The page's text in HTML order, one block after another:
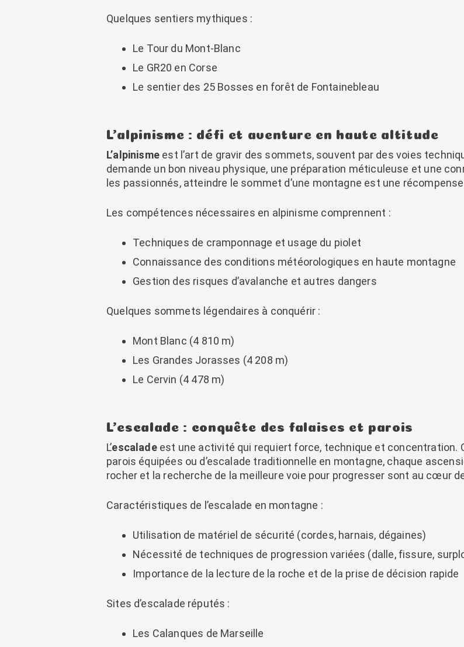
Quelques sentiers mythiques :
Le Tour du Mont-Blanc
Le GR20 en Corse
Le sentier des 25 Bosses en forêt de Fontainebleau
L’alpinisme : défi et aventure en haute altitude
L’alpinismeest l’art de gravir des sommets, souvent par des voies
demande un bon niveau physique, une préparation méticuleuse et une
les passionnés, atteindre le sommet d’une montagne est une
Les compétences nécessaires en alpinisme comprennent :
Techniques de cramponnage et usage du piolet
Connaissance des conditions météorologiques en haute montagne
Gestion des risques d’avalanche et autres dangers
Quelques sommets légendaires à conquérir :
Mont Blanc (4 810 m)
Les Grandes Jorasses (4 208 m)
Le Cervin (4 478 m)
L’escalade : conquête des falaises et parois
L’escaladeest une activité qui requiert force, technique et concentration.
parois équipées ou d’escalade traditionnelle en montagne, chaque
rocher et la recherche de la meilleure voie pour progresser sont au cœur
Caractéristiques de l’escalade en montagne :
Utilisation de matériel de sécurité (cordes, harnais, dégaines)
Nécessité de techniques de progression variées (dalle, fissure,
Importance de la lecture de la roche et de la prise de décision rapide
Sites d’escalade réputés :
Les Calanques de Marseille